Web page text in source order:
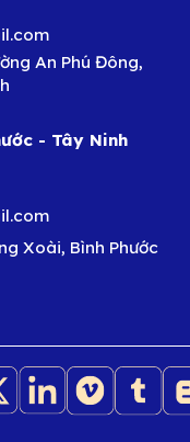
An Phú Đông,
- Tây Ninh
Xoài, Bình Phước